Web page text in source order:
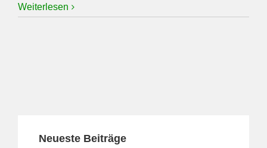
Weiterlesen
Neueste Beiträge